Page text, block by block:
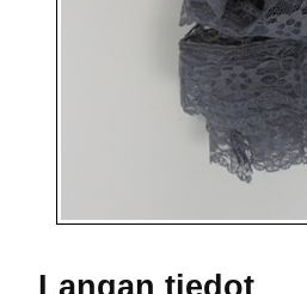
Langan tiedot